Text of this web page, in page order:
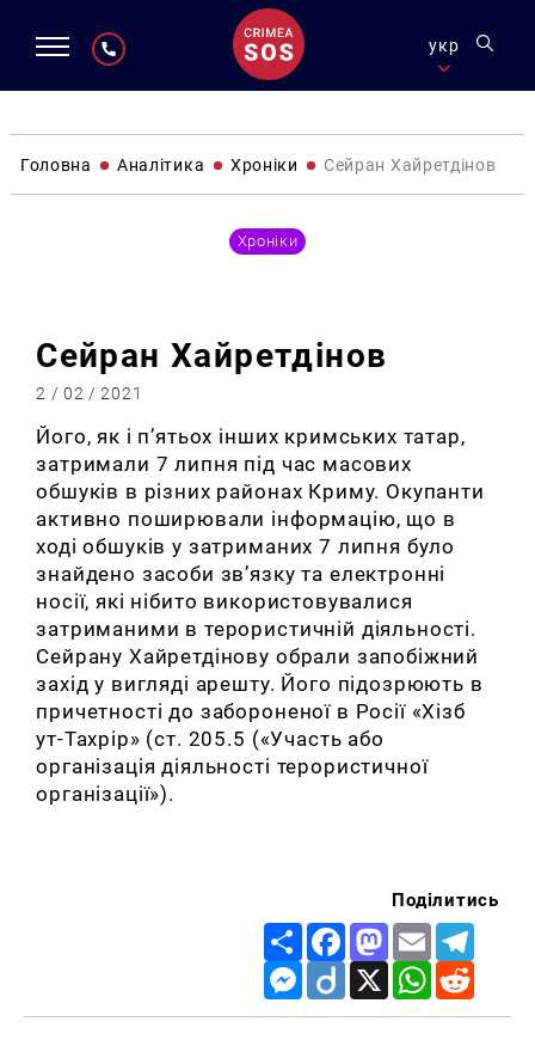
укр
Головна Аналітика Хроніки Сейран Хайретдінов
Хроніки
Сейран Хайретдінов
2 / 02 / 2021
Його, як і п’ятьох інших кримських татар,
затримали 7 липня під час масових
обшуків в різних районах Криму. Окупанти
активно поширювали інформацію, що в
ході обшуків у затриманих 7 липня було
знайдено засоби зв’язку та електронні
носії, які нібито використовувалися
затриманими в терористичній діяльності.
Сейрану Хайретдінову обрали запобіжний
захід у вигляді арешту. Його підозрюють в
причетності до забороненої в Росії «Хізб
ут-Тахрір» (ст. 205.5 («Участь або
організація діяльності терористичної
організації»).
Поділитись
Share FacebookMastodon
Email
Messenger
Diigo X WhatsApp